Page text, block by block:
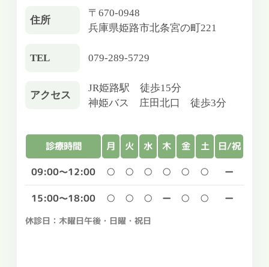
住所
〒670-0948
兵庫県姫路市北条宮の町221
TEL 079-289-5729
アクセス
JR姫路駅 徒歩15分
神姫バス 庄田北口 徒歩3分
診療時間 月 火 水 木 金 土 日/祝
09:00～12:00 ○ ○ ○ ○ ○ ○ ー
15:00～18:00 ○ ○ ○ ー ○ ○ ー
休診日：木曜日午後・日曜・祝日